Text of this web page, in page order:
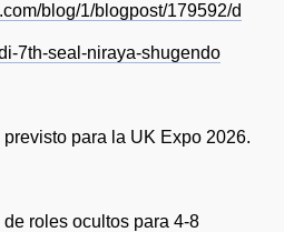
blog/1/blogpost/179592/d
7th-seal-niraya-shugendo
para la UK Expo 2026.
roles ocultos para 4-8